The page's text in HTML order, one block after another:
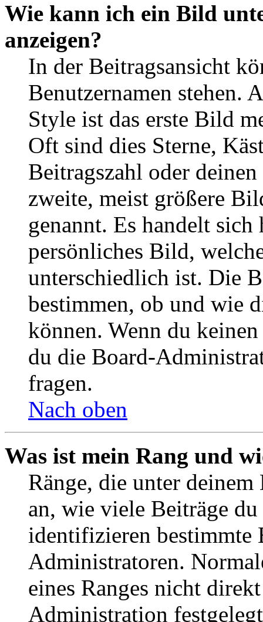
Wie kann ich ein Bild
anzeigen?
In der Beitragsansicht
Benutzernamen stehen.
Style ist das erste Bild
Oft sind dies Sterne,
Beitragszahl oder
zweite, meist größere
genannt. Es handelt
persönliches Bild,
unterschiedlich ist. Die
bestimmen, ob und wie
können. Wenn du
du die Board-
fragen.
Nach oben
Was ist mein Rang und
Ränge, die unter deinem
an, wie viele Beiträge
identifizieren bestimmte
Administratoren.
eines Ranges nicht
Administration